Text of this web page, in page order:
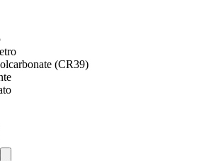
(CR39)